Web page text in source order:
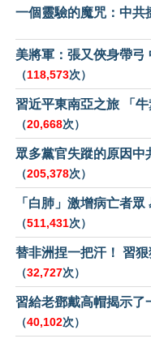
一個靈驗的魔咒：中共
美將軍：張又俠身帶弓
（118,573次）
習近平東南亞之旅 「
（20,668次）
眾多黨官失蹤的原因中
（205,378次）
「白肺」激增病亡者
（511,431次）
替非洲捏一把汗！ 習
（32,727次）
習給老鄧戴高帽揭示了
（40,102次）